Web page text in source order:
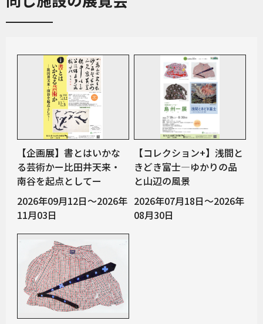
【企画展】書とはいかな
る芸術かー比田井天来・
南谷を起点としてー
2026年09月12日～2026年
11月03日
【コレクション+】浅間と
きどき富士―ゆかりの品
と山辺の風景
2026年07月18日～2026年
08月30日